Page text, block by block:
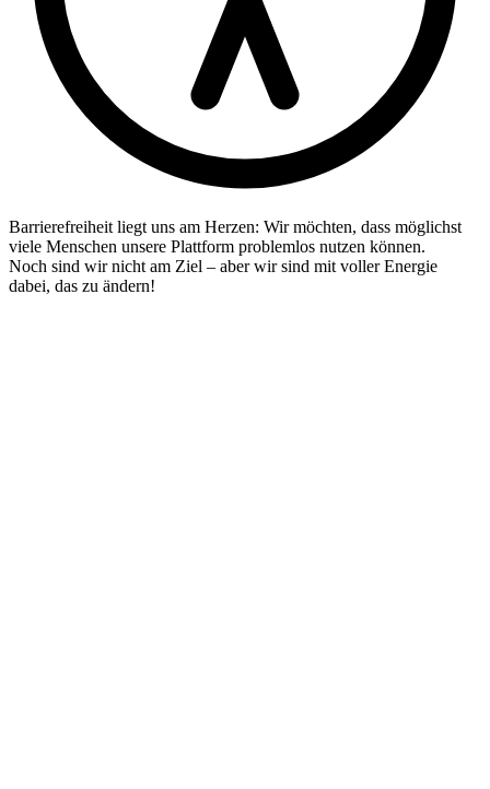
Barrierefreiheit liegt uns am Herzen: Wir möchten, dass möglichst
viele Menschen unsere Plattform problemlos nutzen können.
Noch sind wir nicht am Ziel – aber wir sind mit voller Energie
dabei, das zu ändern!